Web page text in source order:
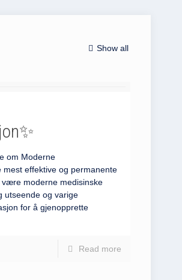
Show all
om Moderne
effektive og permanente
moderne medisinske
utseende og varige
for å gjenopprette
Read more